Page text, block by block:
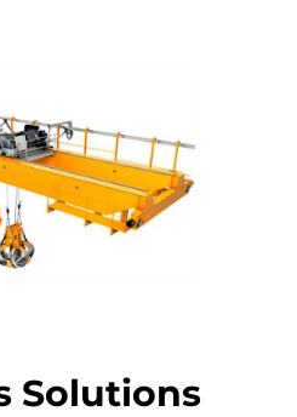
Solutions